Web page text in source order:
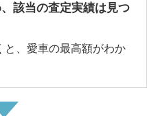
該当の査定実績は見つ
と、愛車の最高額がわか